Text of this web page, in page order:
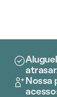
Nossa